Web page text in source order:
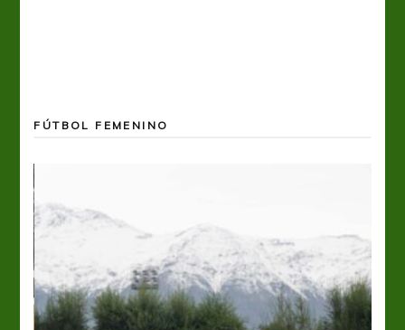
FÚTBOL FEMENINO